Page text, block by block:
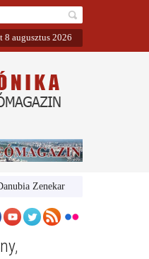
8 augusztus 2026
Zenekar
,